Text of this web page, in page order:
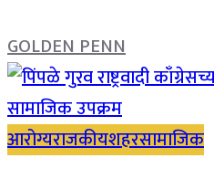
GOLDEN PENN
आरोग्यराजकीयशहरसामाजिक